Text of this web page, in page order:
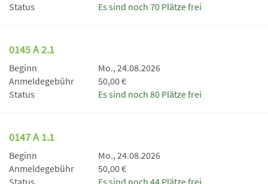
Status
Es sind noch 70 Plätze frei
0145 A 2.1
Beginn
Mo., 24.08.2026
Anmeldegebühr
50,00 €
Status
Es sind noch 80 Plätze frei
0147 A 1.1
Beginn
Mo., 24.08.2026
Anmeldegebühr
50,00 €
Status
Es sind noch 44 Plätze frei